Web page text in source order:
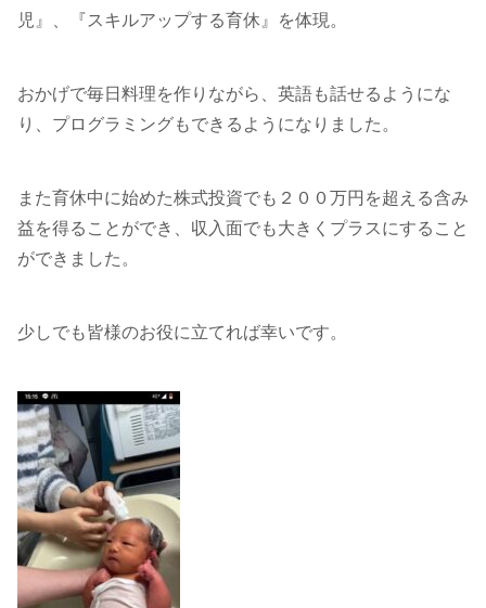
児』、『スキルアップする育休』を体現。
おかげで毎日料理を作りながら、英語も話せるようにな
り、プログラミングもできるようになりました。
また育休中に始めた株式投資でも２００万円を超える含み
益を得ることができ、収入面でも大きくプラスにすること
ができました。
少しでも皆様のお役に立てれば幸いです。